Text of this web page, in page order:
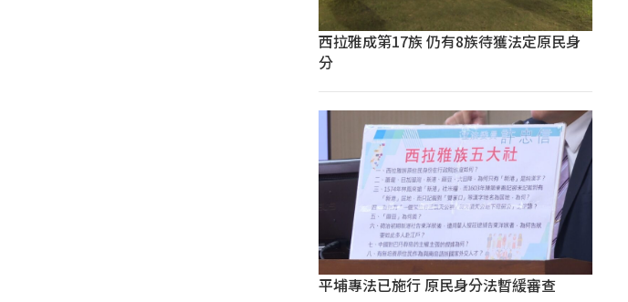
西拉雅成第17族 仍有8族待獲法定原民身
分
平埔專法已施行 原民身分法暫緩審查